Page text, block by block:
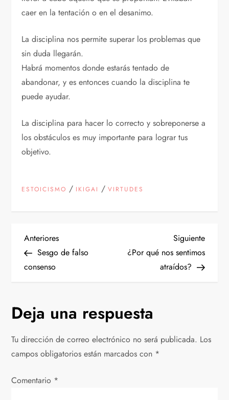
caer en la tentación o en el desanimo.
La disciplina nos permite superar los problemas que
sin duda llegarán.
Habrá momentos donde estarás tentado de
abandonar, y es entonces cuando la disciplina te
puede ayudar.
La disciplina para hacer lo correcto y sobreponerse a
los obstáculos es muy importante para lograr tus
objetivo.
ESTOICISMO / IKIGAI /VIRTUDES
N
a
e
g
a
c
Entrada
anterior
Anteriores
Sesgo de falso
consenso
Siguiente
¿Por qué nos sentimos
atraídos?
Deja una respuesta
Tu dirección de correo electrónico no será publicada. Los
campos obligatorios están marcados con *
Comentario *